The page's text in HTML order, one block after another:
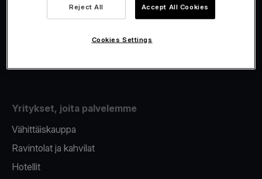
Fiskalisointi
Korttien myöntäminen
Yritykset, joita palvelemme
Vähittäiskauppa
Ravintolat ja kahvilat
Hotellit
Reject All Accept All Cookies
Cookies Settings